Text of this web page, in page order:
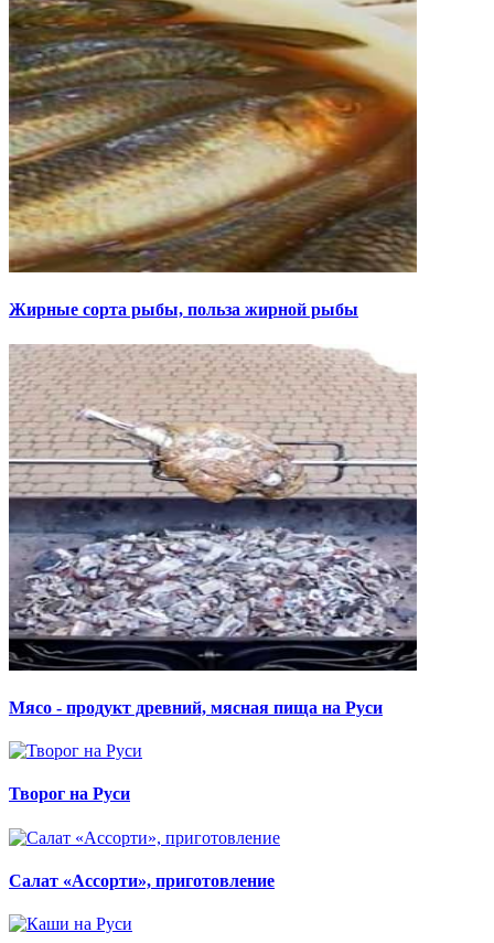
Жирные сорта рыбы, польза жирной рыбы
Мясо - продукт древний, мясная пища на Руси
Творог на Руси
Салат «Ассорти», приготовление